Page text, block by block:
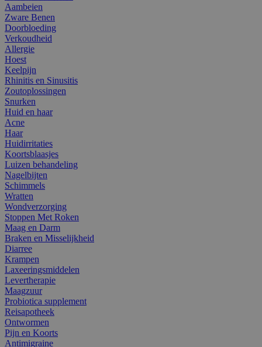
Aambeien
Zware Benen
Doorbloeding
Verkoudheid
Allergie
Hoest
Keelpijn
Rhinitis en Sinusitis
Zoutoplossingen
Snurken
Huid en haar
Acne
Haar
Huidirritaties
Koortsblaasjes
Luizen behandeling
Nagelbijten
Schimmels
Wratten
Wondverzorging
Stoppen Met Roken
Maag en Darm
Braken en Misselijkheid
Diarree
Krampen
Laxeeringsmiddelen
Levertherapie
Maagzuur
Probiotica supplement
Reisapotheek
Ontwormen
Pijn en Koorts
Antimigraine